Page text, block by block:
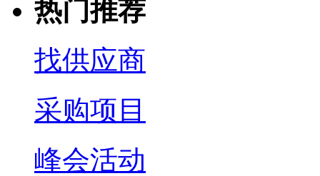
热门推荐
找供应商
采购项目
峰会活动